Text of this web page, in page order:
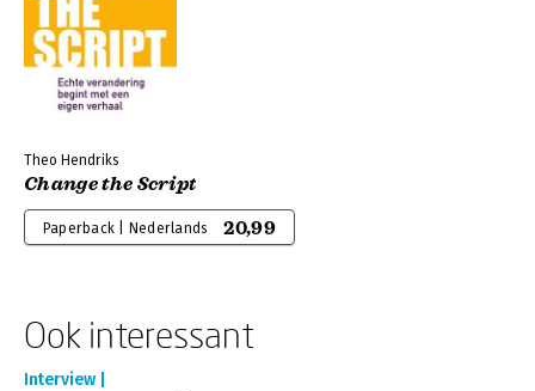
Theo Hendriks
Change the Script
Paperback | Nederlands 20,99
Ook interessant
Interview |